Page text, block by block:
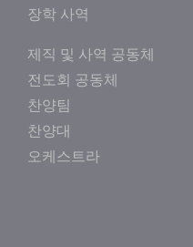
장학 사역
제직 및 사역 공동체
전도회 공동체
찬양팀
찬양대
오케스트라